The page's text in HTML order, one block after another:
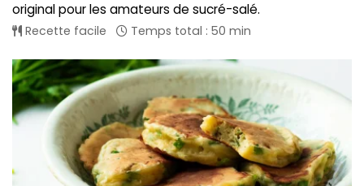
original pour les amateurs de sucré-salé.
Recette facile Temps total : 50 min